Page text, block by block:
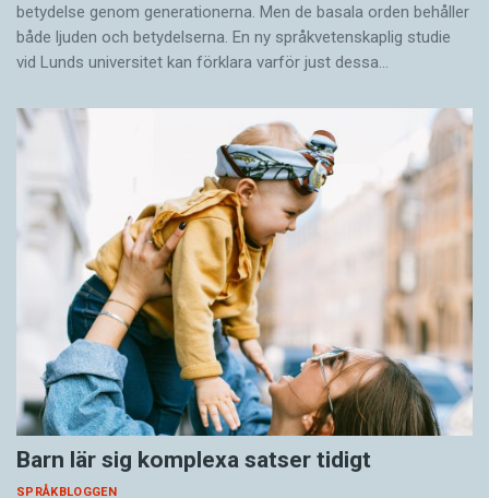
betydelse genom generationerna. Men de basala orden behåller
både ljuden och betydelserna. En ny språkvetenskaplig studie
vid Lunds universitet kan förklara varför just dessa…
Barn lär sig komplexa satser tidigt
SPRÅKBLOGGEN